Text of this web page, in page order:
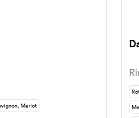
Merlot